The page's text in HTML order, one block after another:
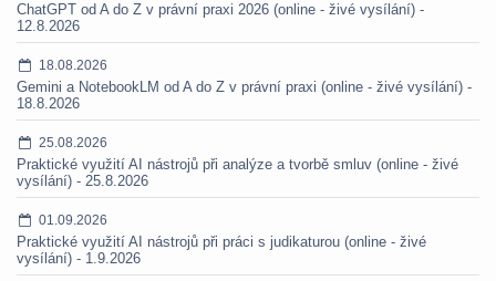
ChatGPT od A do Z v právní praxi 2026 (online - živé vysílání) -
12.8.2026
18.08.2026
Gemini a NotebookLM od A do Z v právní praxi (online - živé vysílání) -
18.8.2026
25.08.2026
Praktické využití AI nástrojů při analýze a tvorbě smluv (online - živé
vysílání) - 25.8.2026
01.09.2026
Praktické využití AI nástrojů při práci s judikaturou (online - živé
vysílání) - 1.9.2026